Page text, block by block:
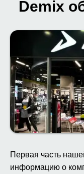
Demix
Первая часть
информацию о